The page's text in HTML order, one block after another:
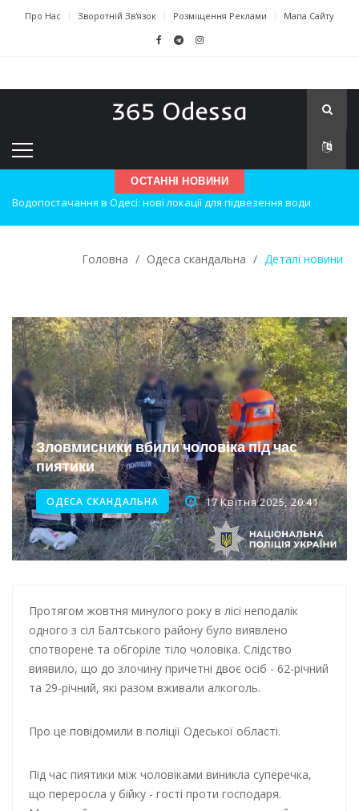
Про Нас Зворотній Зв'язок Розміщення Реклами Мапа Сайту
ОСТАННІ НОВИНИ
Водопостачання в Одесі: нові локації для підвезення води
Нічна атака на Одесу: наслідки вибухів
Новини з Зимової школи інсульту в Швейцарії
Інтеграція ветеранів в українське суспільство
Нічна атака на Одесу: наслідки обстрілу
Енергетична підтримка для Одеси
Головна / Одеса скандальна / Деталі новини
Зловмисники вбили чоловіка під час
пиятики
ОДЕСА СКАНДАЛЬНА 17 Квітня 2025, 20:41
Протягом жовтня минулого року в лісі неподалік
одного з сіл Балтського району було виявлено
спотворене та обгоріле тіло чоловіка. Слідство
виявило, що до злочину причетні двоє осіб - 62-річний
та 29-річний, які разом вживали алкоголь.
Про це повідомили в поліції Одеської області.
Під час пиятики між чоловіками виникла суперечка,
що переросла у бійку - гості проти господаря.